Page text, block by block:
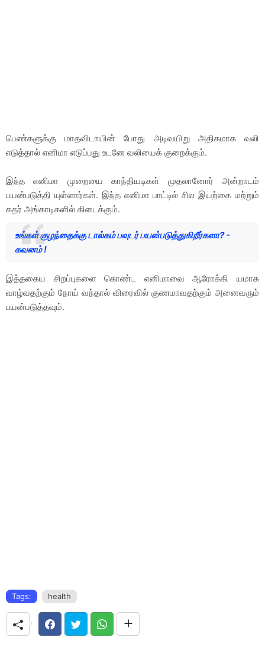
பெண்களுக்கு மாதவிடாயின் போது அடிவயிறு அதிகமாக வலி
எடுத்தால் எனிமா எடுப்பது உடனே வலியைக் குறைக்கும்.
இந்த எனிமா முறையை காந்தியடிகள் முதலானோர் அன்றாடம்
பயன்படுத்தி யுள்ளார்கள். இந்த எனிமா பாட்டில் சில இயற்கை மற்றும்
கதர் அங்காடிகளில் கிடைக்கும்.
உங்கள் குழந்தைக்கு டால்கம் பவுடர் பயன்படுத்துகிறீர்களா? -
கவனம் !
இத்தகைய சிறப்புகளை கொண்ட எனிமாவை ஆரோக்கி யமாக
வாழ்வதற்கும் நோய் வந்தால் விரைவில் குணமாவதற்கும் அனைவரும்
பயன்படுத்தவும்.
Tags: health